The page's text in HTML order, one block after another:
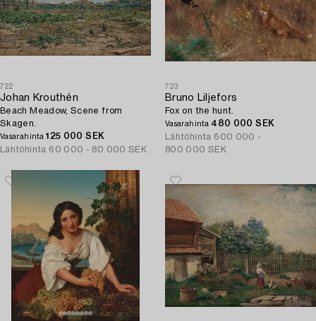
722
Johan Krouthén
Beach Meadow, Scene from
Skagen.
Vasarahinta125 000 SEK
Lähtöhinta 60 000 - 80 000 SEK
723
Bruno Liljefors
Fox on the hunt.
Vasarahinta 480 000 SEK
Lähtöhinta 600 000 -
800 000 SEK